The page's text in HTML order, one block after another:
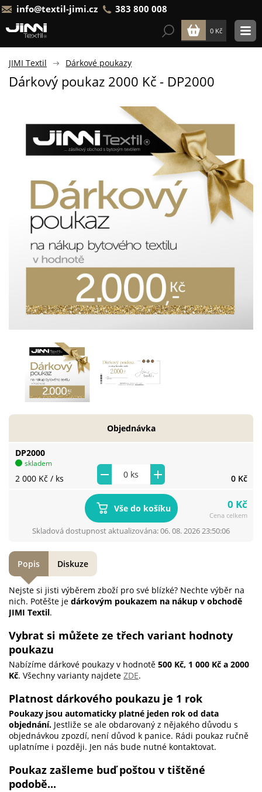
info@textil-jimi.cz 383 800 008
0 Kč
JIMI Textil Dárkové poukazy
Dárkový poukaz 2000 Kč - DP2000
DP2000
2 000 Kč / ks 0 Kč
skladem
Objednávka
Vše do košíku 0 Kč
Cena celkem
Skladová dostupnost aktualizována: 06. 08. 2026 23:50:06
Nejste si jisti výběrem zboží pro své blízké? Nechte výběr na
nich. Potěšte je dárkovým poukazem na nákup v obchodě
JIMI Textil.
Vybrat si můžete ze třech variant hodnoty
poukazu
Nabízíme dárkové poukazy v hodnotě 500 Kč, 1 000 Kč a 2000
Kč. Všechny varianty najdete ZDE.
Platnost dárkového poukazu je 1 rok
Poukazy jsou automaticky platné jeden rok od data
objednání. Jestliže se ale obdarovaný z nějakého důvodu s
objednávkou zpozdí, není důvod k panice. Rádi poukaz ručně
uplatníme i později. Jen nás bude nutné kontaktovat.
Poukaz zašleme buď poštou v tištěné
podobě...
Popis Diskuze